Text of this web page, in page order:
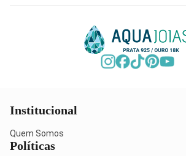
Institucional
Quem Somos
Políticas